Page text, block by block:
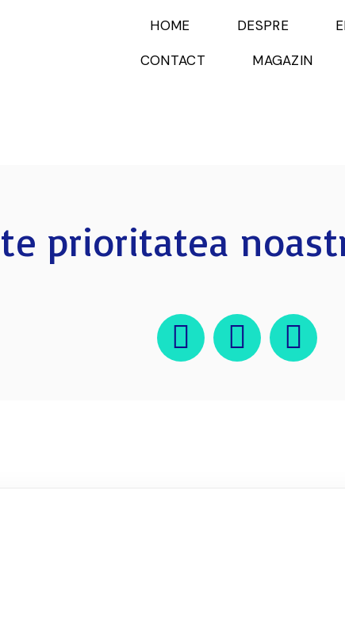
HOME DESPRE
CONTACT
MAGAZIN
prioritatea